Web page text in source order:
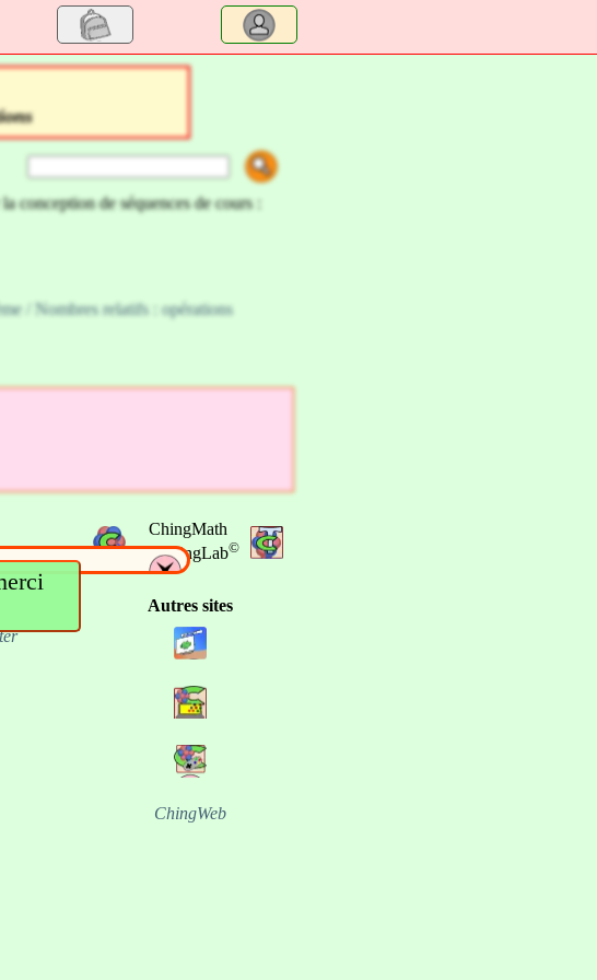
conception de séquences de cours :
/ Nombres relatifs : opérations
ChingMath
by ChingLab©
Autres sites
ChingWeb